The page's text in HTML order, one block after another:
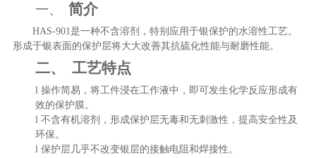
一、
简介
HAS-901是一种不含溶剂，特别应用于银保护的水溶性工艺。
形成于银表面的保护层将大大改善其抗硫化性能与耐磨性能。
二、 工艺特点
l 操作简易，将工件浸在工作液中，即可发生化学反应形成有
效的保护膜。
l 不含有机溶剂，形成保护层无毒和无刺激性，提高安全性及
环保。
l 保护层几乎不改变银层的接触电阻和焊接性。